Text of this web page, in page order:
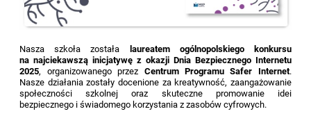
Nasza szkoła została
laureatem ogólnopolskiego konkursu
na najciekawszą inicjatywę z okazji Dnia Bezpiecznego Internetu
2025, organizowanego przez Centrum Programu Safer Internet.
Nasze działania zostały docenione za kreatywność, zaangażowanie
społeczności szkolnej oraz skuteczne promowanie idei
bezpiecznego i świadomego korzystania z zasobów cyfrowych.